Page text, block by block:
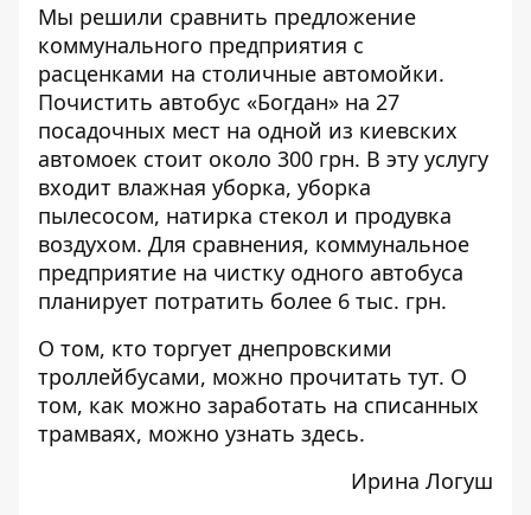
Мы решили сравнить предложение
коммунального предприятия с
расценками на столичные автомойки.
Почистить автобус «Богдан» на 27
посадочных мест на одной из киевских
автомоек стоит около 300 грн. В эту услугу
входит влажная уборка, уборка
пылесосом, натирка стекол и продувка
воздухом. Для сравнения, коммунальное
предприятие на чистку одного автобуса
планирует потратить более 6 тыс. грн.
О том, кто торгует днепровскими
троллейбусами, можно прочитать тут. О
том, как можно заработать на списанных
трамваях, можно узнать здесь.
Ирина Логуш